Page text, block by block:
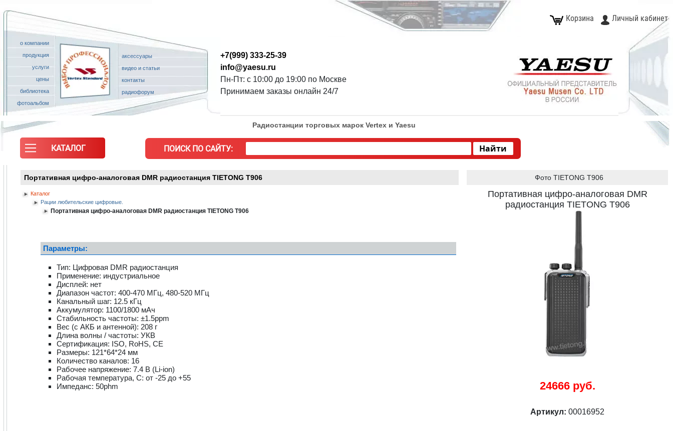
Корзина Личный кабинет
о компании
продукция
услуги
цены
библиотека
фотоальбом
аксессуары
видео и статьи
контакты
радиофорум
+7(999) 333-25-39
info@yaesu.ru
Пн-Пт: с 10:00 до 19:00 по Москве
Принимаем заказы онлайн 24/7
КАТАЛОГ
Радиостанции торговых марок Vertex и Yaesu
ПОИСК ПО САЙТУ:
Портативная цифро-аналоговая DMR радиостанция TIETONG T906
Каталог
Рации любительские цифровые.
Портативная цифро-аналоговая DMR радиостанция TIETONG T906
Параметры:
Тип: Цифровая DMR радиостанция
Применение: индустриальное
Дисплей: нет
Диапазон частот: 400-470 МГц, 480-520 МГц
Канальный шаг: 12.5 кГц
Аккумулятор: 1100/1800 мАч
Стабильность частоты: ±1.5ppm
Вес (с АКБ и антенной): 208 г
Длина волны / частоты: УКВ
Сертификация: ISO, RoHS, CE
Размеры: 121*64*24 мм
Количество каналов: 16
Рабочее напряжение: 7.4 В (Li-ion)
Рабочая температура, C: от -25 до +55
Импеданс: 50phm
Фото TIETONG T906
Портативная цифро-аналоговая DMR
радиостанция TIETONG T906
24666 руб.
Артикул: 00016952